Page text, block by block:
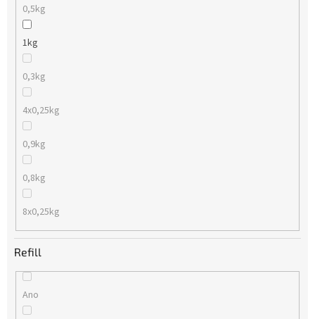
0,5kg
1kg
0,3kg
4x0,25kg
0,9kg
0,8kg
8x0,25kg
Refill
Ano